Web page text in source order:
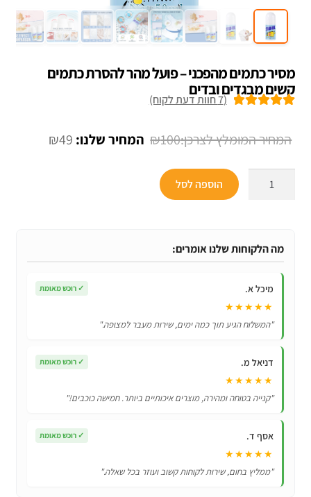
מסיר כתמים מהפכני – פועל מהר להסרת כתמים
קשים מבגדים ובדים
לקוחות
(
7חוות דעת לקוח)
₪100
המחיר
₪49 המחיר
מהפכני
פועל
כתמים
קשים
מבגדים
הוספה לסל
מה הלקוחות שלנו אומרים:
מיכל א. ✓ רוכש מאומת
★★★★★
"המשלוח הגיע תוך כמה ימים, שירות מעבר למצופה."
דניאל מ. ✓ רוכש מאומת
★★★★★
"קנייה בטוחה ומהירה, מוצרים איכותיים ביותר. חמישה כוכבים!"
אסף ד. ✓ רוכש מאומת
★★★★★
"ממליץ בחום, שירות לקוחות קשוב ועוזר בכל שאלה."